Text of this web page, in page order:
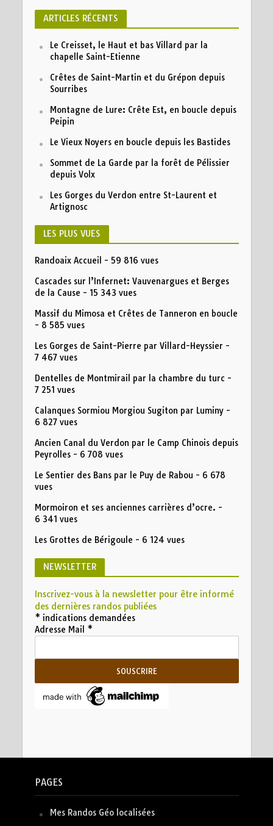
ARTICLES RÉCENTS
Le Creisset, le Haut et bas Villard par la
chapelle Saint-Etienne
Crêtes de Saint-Martin et du Grépon depuis
Sourribes
Montagne de Lure: Crête Est, en boucle depuis
Peipin
Le Vieux Noyers en boucle depuis les Bastides
Sommet de La Garde par la forêt de Pélissier
depuis Volx
Les Gorges du Verdon entre St-Laurent et
Artignosc
LES PLUS VUES
Randoaix Accueil - 59 816 vues
Cascades sur l’Infernet: Vauvenargues et Berges
de la Cause - 15 343 vues
Massif du Mimosa et Crêtes de Tanneron en boucle
- 8 585 vues
Les Gorges de Saint-Pierre par Villard-Heyssier -
7 467 vues
Dentelles de Montmirail par la chambre du turc -
7 251 vues
Calanques Sormiou Morgiou Sugiton par Luminy-
6 827 vues
Ancien Canal du Verdon par le Camp Chinois depuis
Peyrolles- 6 708 vues
Le Sentier des Bans par le Puy de Rabou - 6 678
vues
Mormoiron et ses anciennes carrières d’ocre. -
6 341 vues
Les Grottes de Bérigoule - 6 124 vues
NEWSLETTER
Inscrivez-vous à la newsletter pour être informé
des dernières randos publiées
* indications demandées
Adresse Mail *
PAGES
Mes Randos Géo localisées